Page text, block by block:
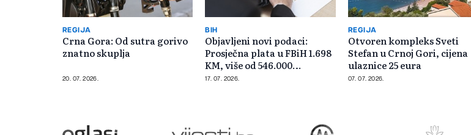
REGIJA
Crna Gora: Od sutra gorivo
znatno skuplja
20. 07. 2026.
BIH
Objavljeni novi podaci:
Prosječna plata u FBiH 1.698
KM, više od 546.000
zaposlenih
17. 07. 2026.
REGIJA
Otvoren kompleks Sveti
Stefan u Crnoj Gori, cijena
ulaznice 25 eura
07. 07. 2026.